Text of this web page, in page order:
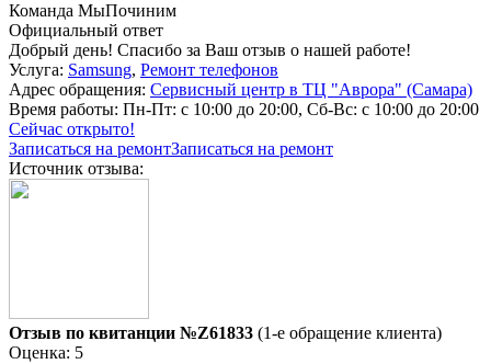
Команда МыПочиним
Официальный ответ
Добрый день! Спасибо за Ваш отзыв о нашей работе!
Услуга: Samsung, Ремонт телефонов
Адрес обращения: Сервисный центр в ТЦ "Аврора" (Самара)
Время работы: Пн-Пт: с 10:00 до 20:00, Сб-Вс: с 10:00 до 20:00
Сейчас открыто!
Записаться на ремонтЗаписаться на ремонт
Источник отзыва:
Отзыв по квитанции №Z61833 (1-е обращение клиента)
Оценка: 5